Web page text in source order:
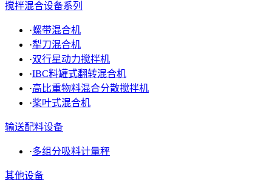
搅拌混合设备系列
·螺带混合机
·犁刀混合机
·双行星动力搅拌机
·IBC料罐式翻转混合机
·高比重物料混合分散搅拌机
·桨叶式混合机
输送配料设备
·多组分吸料计量秤
其他设备